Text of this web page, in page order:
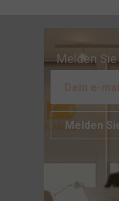
Melden
Melden